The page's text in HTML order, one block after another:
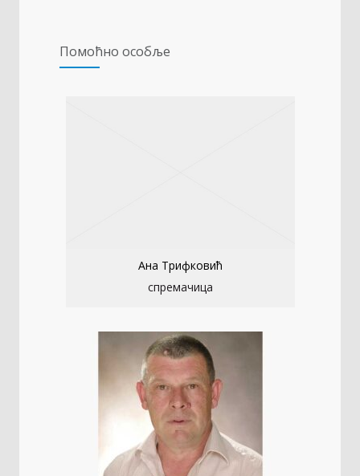
Помоћно особље
Ана Трифковић
спремачица